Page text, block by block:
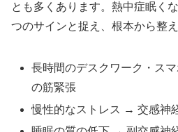
とも多くあります。熱中症眠く
つのサインと捉え、根本から整
長時間のデスクワーク・ス
の筋緊張
慢性的なストレス → 交感神